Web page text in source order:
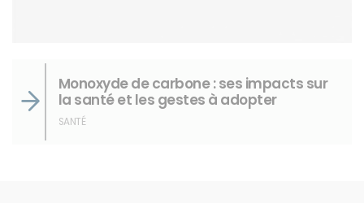
Monoxyde de carbone : ses impacts sur
la santé et les gestes à adopter
SANTÉ